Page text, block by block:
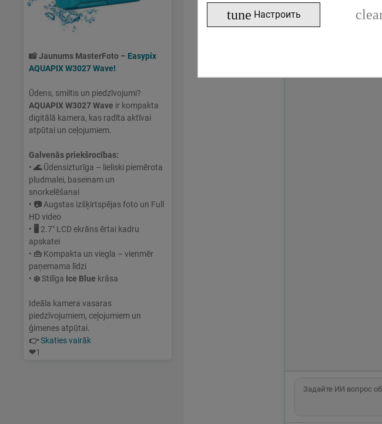
tune Настроить
📸Jaunums MasterFoto – Easypix
AQUAPIX W3027 Wave!
Ūdens, smiltis un piedzīvojumi?
AQUAPIX W3027 Wave ir kompakta
digitālā kamera, kas radīta aktīvai
atpūtai un ceļojumiem.
Galvenās priekšrocības:
• 🌊Ūdensizturīga – lieliski piemērota
pludmalei, baseinam un
snorkelēšanai
• 📷 Augstas izšķirtspējas foto un Full
HD video
• 🖥 2.7" LCD ekrāns ērtai kadru
apskatei
• 👜 Kompakta un viegla – vienmēr
paņemama līdzi
• ❄️Stilīga Ice Blue krāsa
Ideāla kamera vasaras
piedzīvojumiem, ceļojumiem un
ģimenes atpūtai.
👉Skaties vairāk
❤1